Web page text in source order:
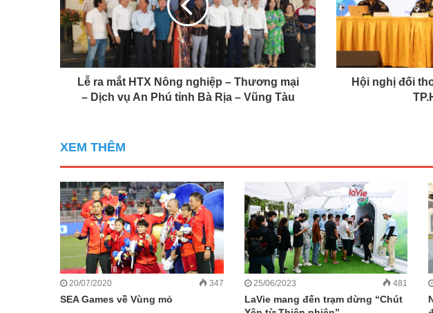
Lễ ra mắt HTX Nông nghiệp – Thương mại
– Dịch vụ An Phú tỉnh Bà Rịa – Vũng Tàu
Hội nghị đối
XEM THÊM
20/07/2020 347
SEA Games về Vùng mỏ
25/06/2023 481
LaVie mang đến trạm dừng “Chút